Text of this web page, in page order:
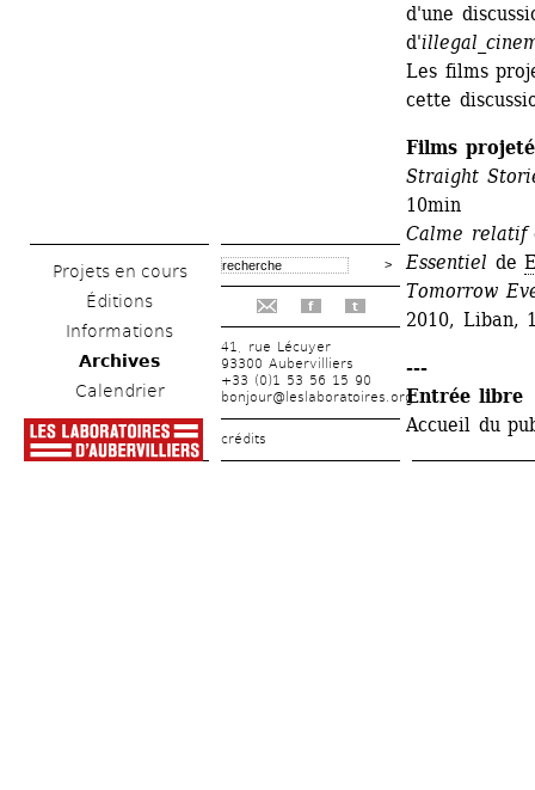
Projets en cours
Éditions
Informations
Archives
Calendrier
f t
41, rue Lécuyer
93300 Aubervilliers
+33 (0)1 53 56 15 90
bonjour@leslaboratoires.org
crédits
d'une
d'
Les films
cette
Films
Straight
10min
Calme relatif
Essentiel de
Tomorrow
2010, Liban,
---
Entrée libre
Accueil du